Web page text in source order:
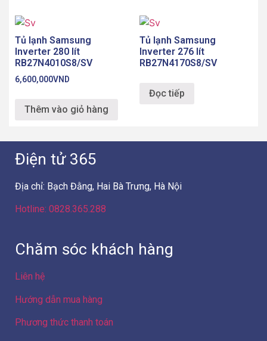
Tủ lạnh Samsung
Inverter 280 lít
RB27N4010S8/SV
6,600,000VND
Thêm vào giỏ hàng
Tủ lạnh Samsung
Inverter 276 lít
RB27N4170S8/SV
Đọc tiếp
Điện tử 365
Địa chỉ: Bạch Đằng, Hai Bà Trưng, Hà Nội
Hotline: 0828.365.288
Chăm sóc khách hàng
Liên hệ
Hướng dẫn mua hàng
Phương thức thanh toán